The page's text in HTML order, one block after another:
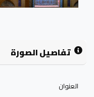
تفاصيل الصورة
العنوان